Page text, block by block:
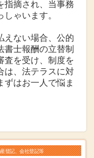
指摘され、当事務
ゃいます。
ない場合、公的
書士報酬の立替制
査を受け、制度を
は、法テラスに対
ずはお一人で悩ま
登記、会社登記等